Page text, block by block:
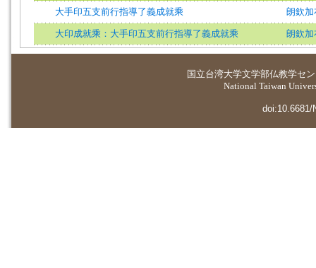
大手印五支前行指導了義成就乘 朗欽加
大印成就乘：大手印五支前行指導了義成就乘 朗欽加
国立台湾大学文学部仏教学セ
National Taiwan
doi:10.6681/